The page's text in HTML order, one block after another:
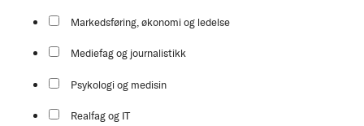
Markedsføring, økonomi og ledelse
Mediefag og journalistikk
Psykologi og medisin
Realfag og IT